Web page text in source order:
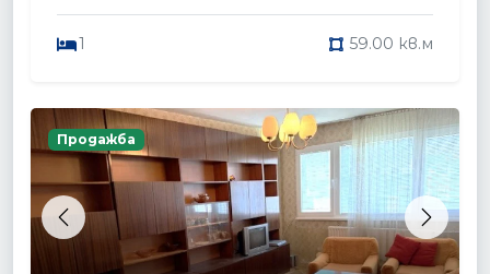
1 59.00 кв.м
Previous Next
Продажба